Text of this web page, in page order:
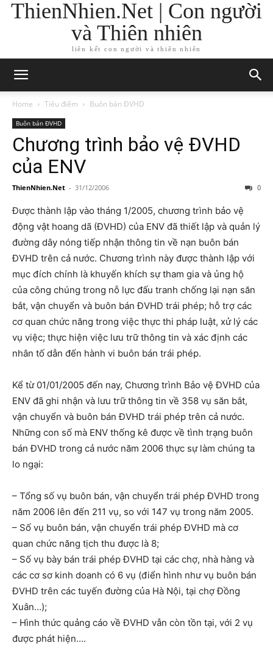
ThienNhien.Net | Con người
và Thiên nhiên
liên kết con người và thiên nhiên
Home Tiêu điểm Buôn bán ĐVHD
Buôn bán ĐVHD
Chương trình bảo vệ ĐVHD
của ENV
ThienNhien.Net - 31/12/2006 0
Được thành lập vào tháng 1/2005, chương trình bảo vệ
động vật hoang dã (ĐVHD) của ENV đã thiết lập và quản lý
đường dây nóng tiếp nhận thông tin về nạn buôn bán
ĐVHD trên cả nước. Chương trình này được thành lập với
mục đích chính là khuyến khích sự tham gia và ủng hộ
của công chúng trong nỗ lực đấu tranh chống lại nạn săn
bắt, vận chuyển và buôn bán ĐVHD trái phép; hỗ trợ các
cơ quan chức năng trong việc thực thi pháp luật, xử lý các
vụ việc; thực hiện việc lưu trữ thông tin và xác định các
nhân tố dẫn đến hành vi buôn bán trái phép.
Kể từ 01/01/2005 đến nay, Chương trình Bảo vệ ĐVHD của
ENV đã ghi nhận và lưu trữ thông tin về 358 vụ săn bắt,
vận chuyển và buôn bán ĐVHD trái phép trên cả nước.
Những con số mà ENV thống kê được về tình trạng buôn
bán ĐVHD trong cả nước năm 2006 thực sự làm chúng ta
lo ngại:
– Tổng số vụ buôn bán, vận chuyển trái phép ĐVHD trong
năm 2006 lên đến 211 vụ, so với 147 vụ trong năm 2005.
– Số vụ buôn bán, vận chuyển trái phép ĐVHD mà cơ
quan chức năng tịch thu được là 8;
– Số vụ bày bán trái phép ĐVHD tại các chợ, nhà hàng và
các cơ sơ kinh doanh có 6 vụ (điển hình như vụ buôn bán
ĐVHD trên các tuyến đường của Hà Nội, tại chợ Đồng
Xuân…);
– Hình thức quảng cáo về ĐVHD vẫn còn tồn tại, với 2 vụ
được phát hiện….